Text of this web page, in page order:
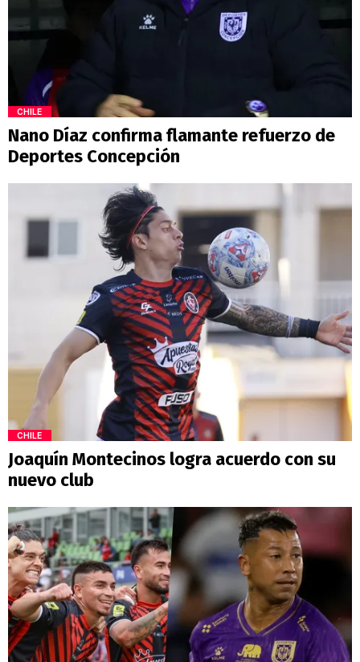
CHILE
Nano Díaz confirma flamante refuerzo de
Deportes Concepción
CHILE
Joaquín Montecinos logra acuerdo con su
nuevo club